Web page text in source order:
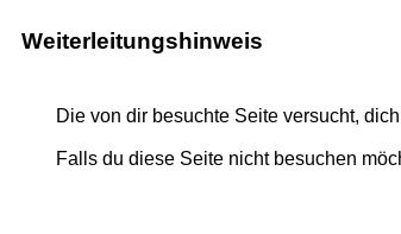
Weiterleitungshinweis
Die von dir besuchte Seite versucht,
Falls du diese Seite nicht besuchen